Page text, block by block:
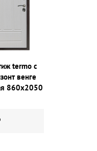
termo с
венге
860х2050